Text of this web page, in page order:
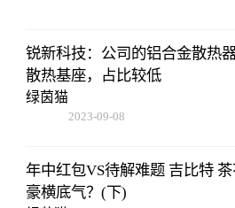
锐新科技：公司的铝合金散热
散热基座，占比较低
绿茵猫
2023-09-08
年中红包VS待解难题 吉比特
豪横底气？(下)